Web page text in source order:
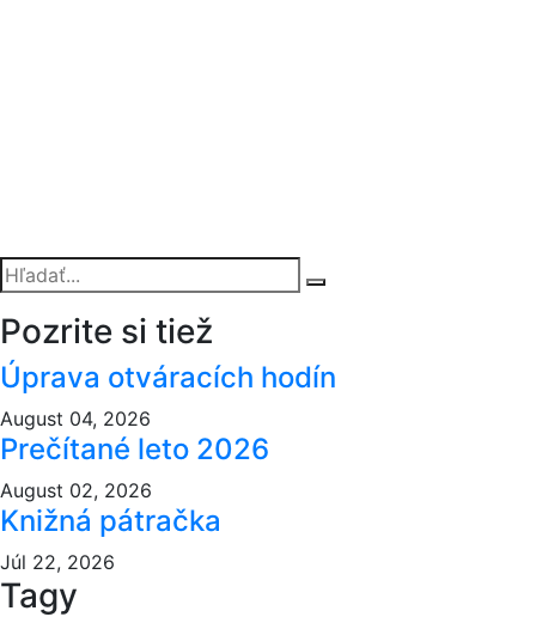
Pozrite si tiež
Úprava otváracích hodín
August 04, 2026
Prečítané leto 2026
August 02, 2026
Knižná pátračka
Júl 22, 2026
Tagy